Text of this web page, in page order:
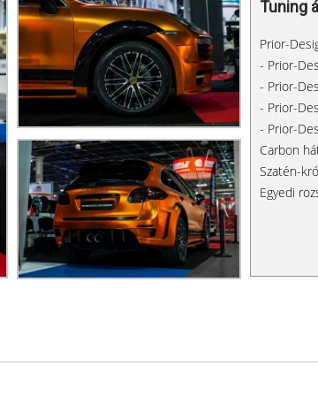
Tuning
Prior-
- Prior-
- Prior-
- Prior-
- Prior-
Carbon
Szatén-
Egyedi